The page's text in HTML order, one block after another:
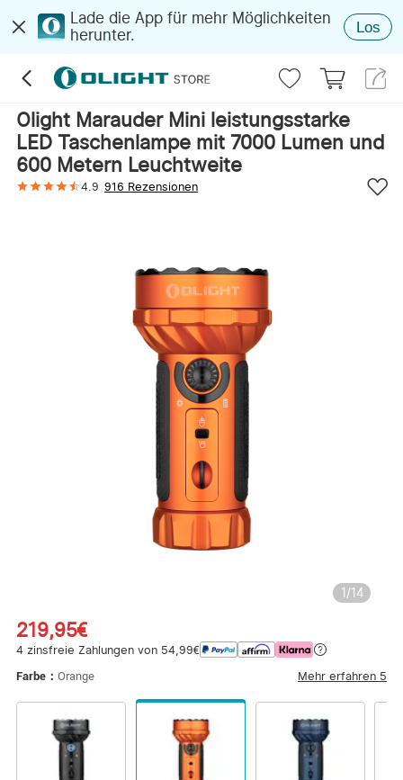
Lade die App für mehr Möglichkeiten
herunter.
Los
Olight Marauder Mini leistungsstarke
LED Taschenlampe mit 7000 Lumen und
600 Metern Leuchtweite
4.9 916 Rezensionen
1/14
219,95€
4 zinsfreie Zahlungen von 54,99€
Farbe： Orange Mehr erfahren 5